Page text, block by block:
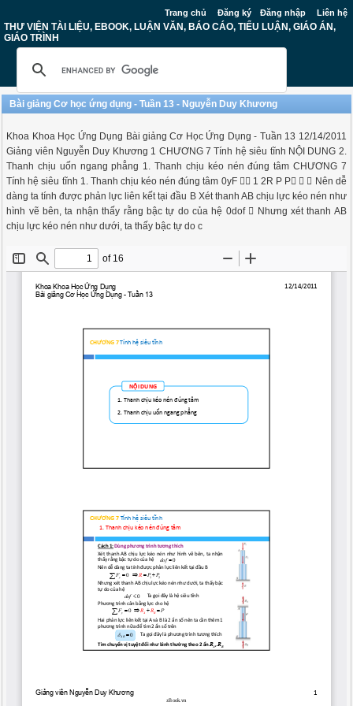
Trang chủ Đăng ký Đăng nhập Liên hệ
THƯ VIỆN TÀI LIỆU, EBOOK, LUẬN VĂN, BÁO CÁO, TIỂU LUẬN, GIÁO ÁN,
GIÁO TRÌNH
Bài giảng Cơ học ứng dụng - Tuần 13 - Nguyễn Duy Khương
Khoa Khoa Học Ứng Dụng Bài giảng Cơ Học Ứng Dụng - Tuần 13 12/14/2011
Giảng viên Nguyễn Duy Khương 1 CHƯƠNG 7 Tính hệ siêu tĩnh NỘI DUNG 2.
Thanh chịu uốn ngang phẳng 1. Thanh chịu kéo nén đúng tâm CHƯƠNG 7
Tính hệ siêu tĩnh 1. Thanh chịu kéo nén đúng tâm 0yF  1 2R P P   Nên dễ
dàng ta tính được phản lực liên kết tại đầu B Xét thanh AB chịu lực kéo nén như
hình vẽ bên, ta nhận thấy rằng bậc tự do của hệ 0dof  Nhưng xét thanh AB
chịu lực kéo nén như dưới, ta thấy bậc tự do c